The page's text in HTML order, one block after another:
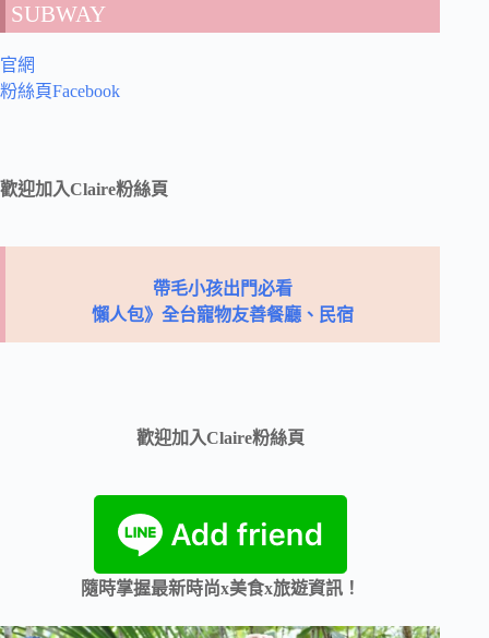
SUBWAY
官網
粉絲頁Facebook
歡迎加入Claire粉絲頁
帶毛小孩出門必看
懶人包》全台寵物友善餐廳、民宿
歡迎加入Claire粉絲頁
隨時掌握最新時尚x美食x旅遊資訊！